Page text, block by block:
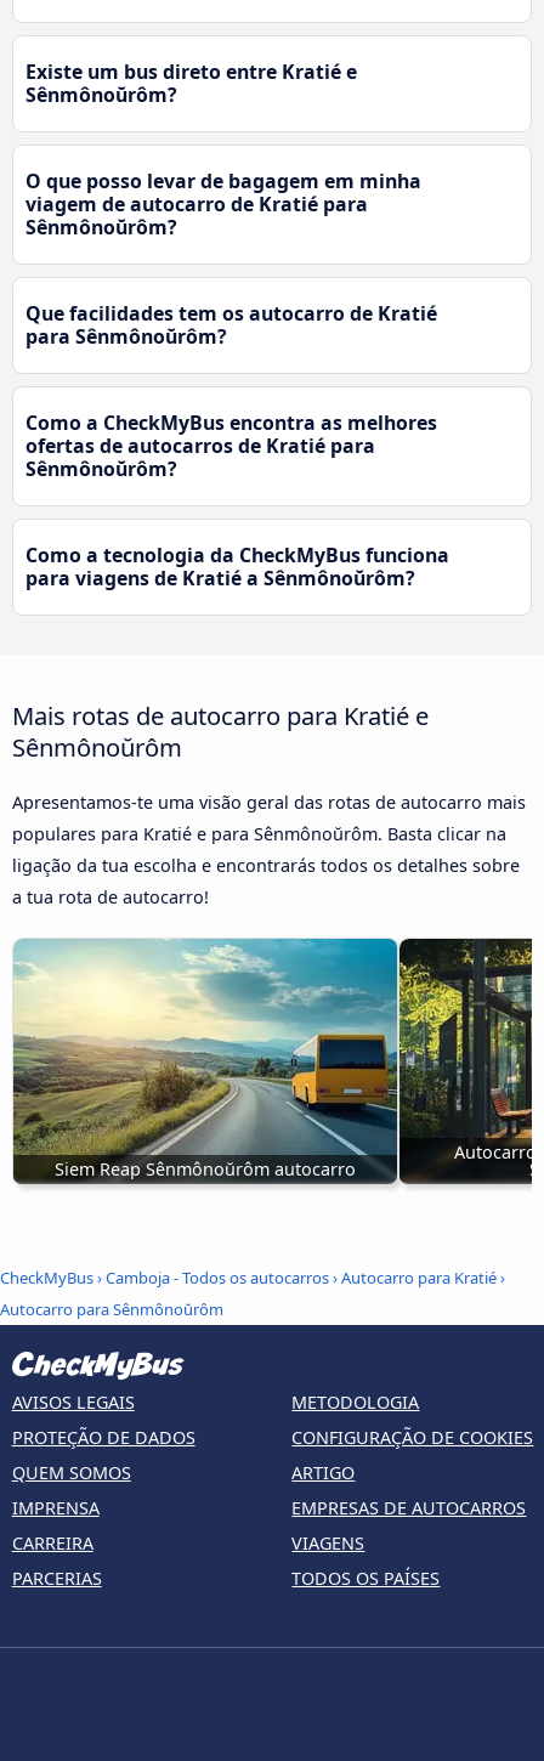
Existe um bus direto entre Kratié e
Sênmônoŭrôm?
O que posso levar de bagagem em minha
viagem de autocarro de Kratié para
Sênmônoŭrôm?
Que facilidades tem os autocarro de Kratié
para Sênmônoŭrôm?
Como a CheckMyBus encontra as melhores
ofertas de autocarros de Kratié para
Sênmônoŭrôm?
Como a tecnologia da CheckMyBus funciona
para viagens de Kratié a Sênmônoŭrôm?
Mais rotas de autocarro para Kratié e
Sênmônoŭrôm
Apresentamos-te uma visão geral das rotas de autocarro mais
populares para Kratié e para Sênmônoŭrôm. Basta clicar na
ligação da tua escolha e encontrarás todos os detalhes sobre
a tua rota de autocarro!
Siem Reap Sênmônoŭrôm autocarro
CheckMyBus›Camboja - Todos os autocarros›Autocarro para Kratié›
Autocarro para Sênmônoŭrôm
AVISOS LEGAIS
PROTEÇÃO DE DADOS
QUEM SOMOS
IMPRENSA
CARREIRA
PARCERIAS
METODOLOGIA
CONFIGURAÇÃO DE COOKIES
ARTIGO
EMPRESAS DE AUTOCARROS
VIAGENS
TODOS OS PAÍSES